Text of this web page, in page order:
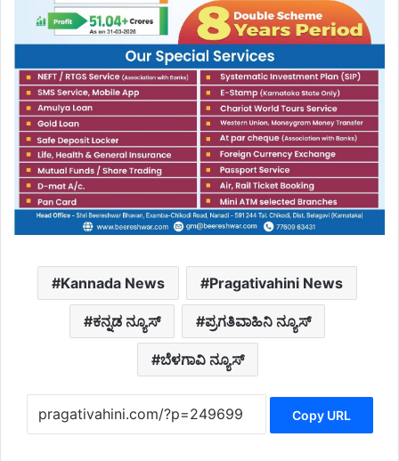
Kannada News Pragativahini News
ಕನ್ನಡ ನ್ಯೂಸ್ ಪ್ರಗತಿವಾಹಿನಿ ನ್ಯೂಸ್
ಬೆಳಗಾವಿ ನ್ಯೂಸ್
Copy URL